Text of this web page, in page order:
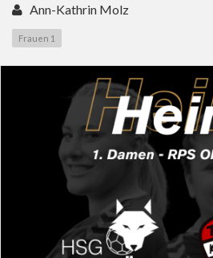
Ann-Kathrin Molz
Frauen 1